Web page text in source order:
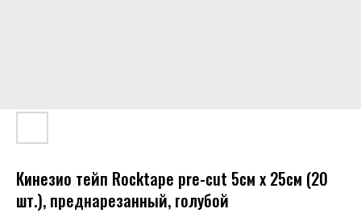
Кинезио тейп Rocktape pre-cut 5см х 25см (20
шт.), преднарезанный, голубой